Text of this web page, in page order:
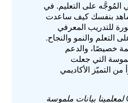
المُوجَّه على التعليم. في
شاهد بنفسك كيف ساعدت
للتدريب المعرفي
والنمو والنجاح.
خصيصًا، والدعم
التي جعلت
التميّز الأكاديمي
"يوفر برنامج CogniFit لمعلمينا بيانات ملموسة